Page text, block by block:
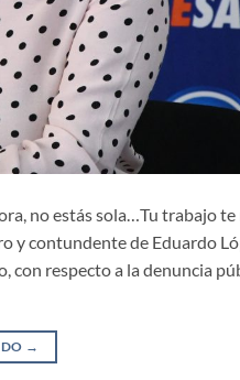
no estás sola…Tu trabajo
y contundente de Eduardo
respecto a la denuncia
→